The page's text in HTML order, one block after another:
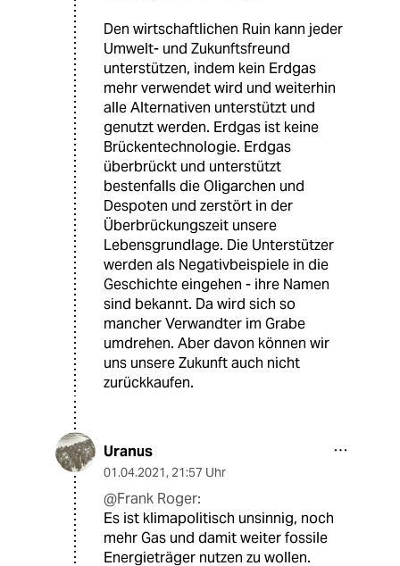
Den wirtschaftlichen Ruin kann jeder
Umwelt- und Zukunftsfreund
unterstützen, indem kein Erdgas
mehr verwendet wird und weiterhin
alle Alternativen unterstützt und
genutzt werden. Erdgas ist keine
Brückentechnologie. Erdgas
überbrückt und unterstützt
bestenfalls die Oligarchen und
Despoten und zerstört in der
Überbrückungszeit unsere
Lebensgrundlage. Die Unterstützer
werden als Negativbeispiele in die
Geschichte eingehen - ihre Namen
sind bekannt. Da wird sich so
mancher Verwandter im Grabe
umdrehen. Aber davon können wir
uns unsere Zukunft auch nicht
zurückkaufen.
Uranus
01.04.2021, 21:57 Uhr
@Frank Roger:
Es ist klimapolitisch unsinnig, noch
mehr Gas und damit weiter fossile
Energieträger nutzen zu wollen.